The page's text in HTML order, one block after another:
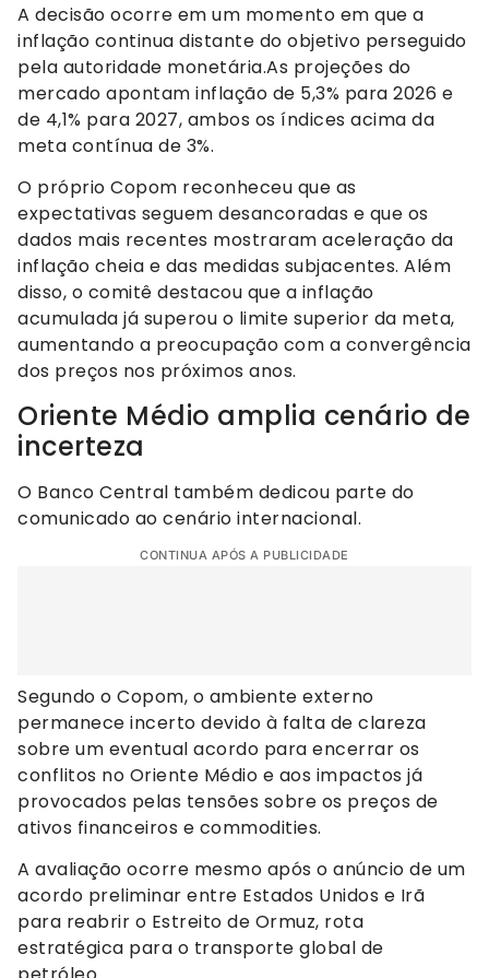
A decisão ocorre em um momento em que a
inflação continua distante do objetivo perseguido
pela autoridade monetária.As projeções do
mercado apontam inflação de 5,3% para 2026 e
de 4,1% para 2027, ambos os índices acima da
meta contínua de 3%.
O próprio Copom reconheceu que as
expectativas seguem desancoradas e que os
dados mais recentes mostraram aceleração da
inflação cheia e das medidas subjacentes. Além
disso, o comitê destacou que a inflação
acumulada já superou o limite superior da meta,
aumentando a preocupação com a convergência
dos preços nos próximos anos.
Oriente Médio amplia cenário de
incerteza
O Banco Central também dedicou parte do
comunicado ao cenário internacional.
CONTINUA APÓS A PUBLICIDADE
Segundo o Copom, o ambiente externo
permanece incerto devido à falta de clareza
sobre um eventual acordo para encerrar os
conflitos no Oriente Médio e aos impactos já
provocados pelas tensões sobre os preços de
ativos financeiros e commodities.
A avaliação ocorre mesmo após o anúncio de um
acordo preliminar entre Estados Unidos e Irã
para reabrir o Estreito de Ormuz, rota
estratégica para o transporte global de